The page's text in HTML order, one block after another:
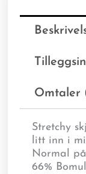
Omtaler
Stretchy
litt inn i
Normal
66%